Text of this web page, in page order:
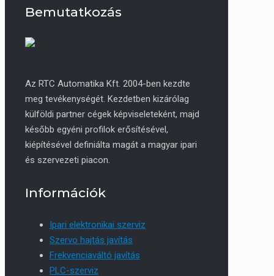
Bemutatkozás
Az RTC Automatika Kft. 2004-ben kezdte
meg tevékenységét. Kezdetben kizárólag
külföldi partner cégek képviseleteként, majd
később egyéni profilok erősítésével,
kiépítésével definiálta magát a magyar ipari
és szervezeti piacon.
Információk
Ipari elektronikai szerviz
Szervo hajtás javítás
Frekvenciaváltó javítás
PLC-szerviz